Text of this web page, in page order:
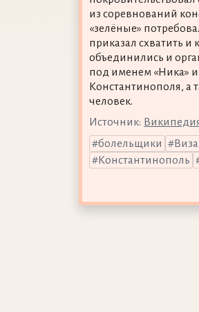
из соревнований
«зелёные»
приказал схватить и
объединились и
под именем «Ника»
Константинополя, а
человек.
Источник:
болельщики
Константинополь